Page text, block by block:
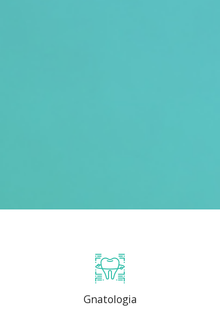
Gnatologia